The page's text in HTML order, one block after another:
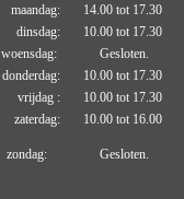
maandag: 14.00 tot 17.30
dinsdag: 10.00 tot 17.30
woensdag: Gesloten.
donderdag: 10.00 tot 17.30
vrijdag : 10.00 tot 17.30
zaterdag: 10.00 tot 16.00
zondag: Gesloten.